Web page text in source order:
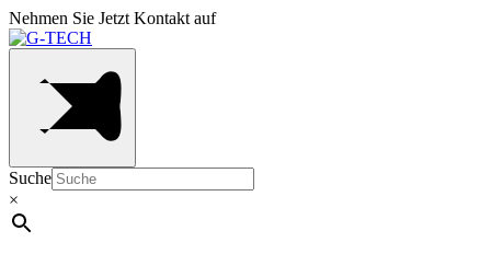
Nehmen Sie Jetzt Kontakt auf
Suche
×